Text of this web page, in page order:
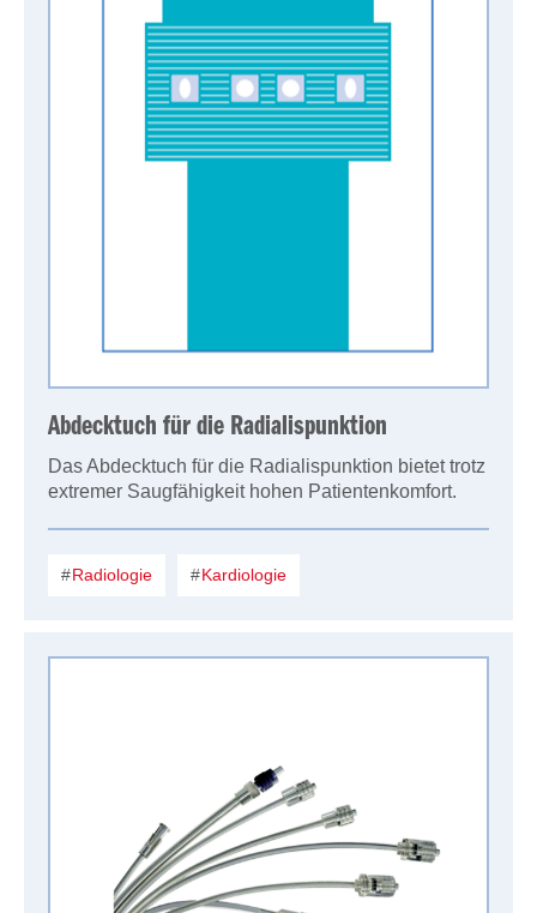
Abdecktuch für die Radialispunktion
Das Abdecktuch für die Radialispunktion bietet trotz
extremer Saugfähigkeit hohen Patientenkomfort.
Radiologie Kardiologie